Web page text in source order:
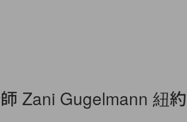
Zani Gugelmann 紐